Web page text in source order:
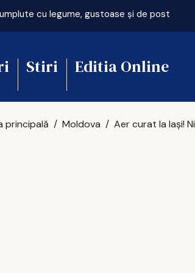
cu legume, gustoase și de post
Stiri Editia Online
principală Moldova